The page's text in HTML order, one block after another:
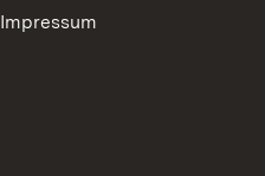
Impressum